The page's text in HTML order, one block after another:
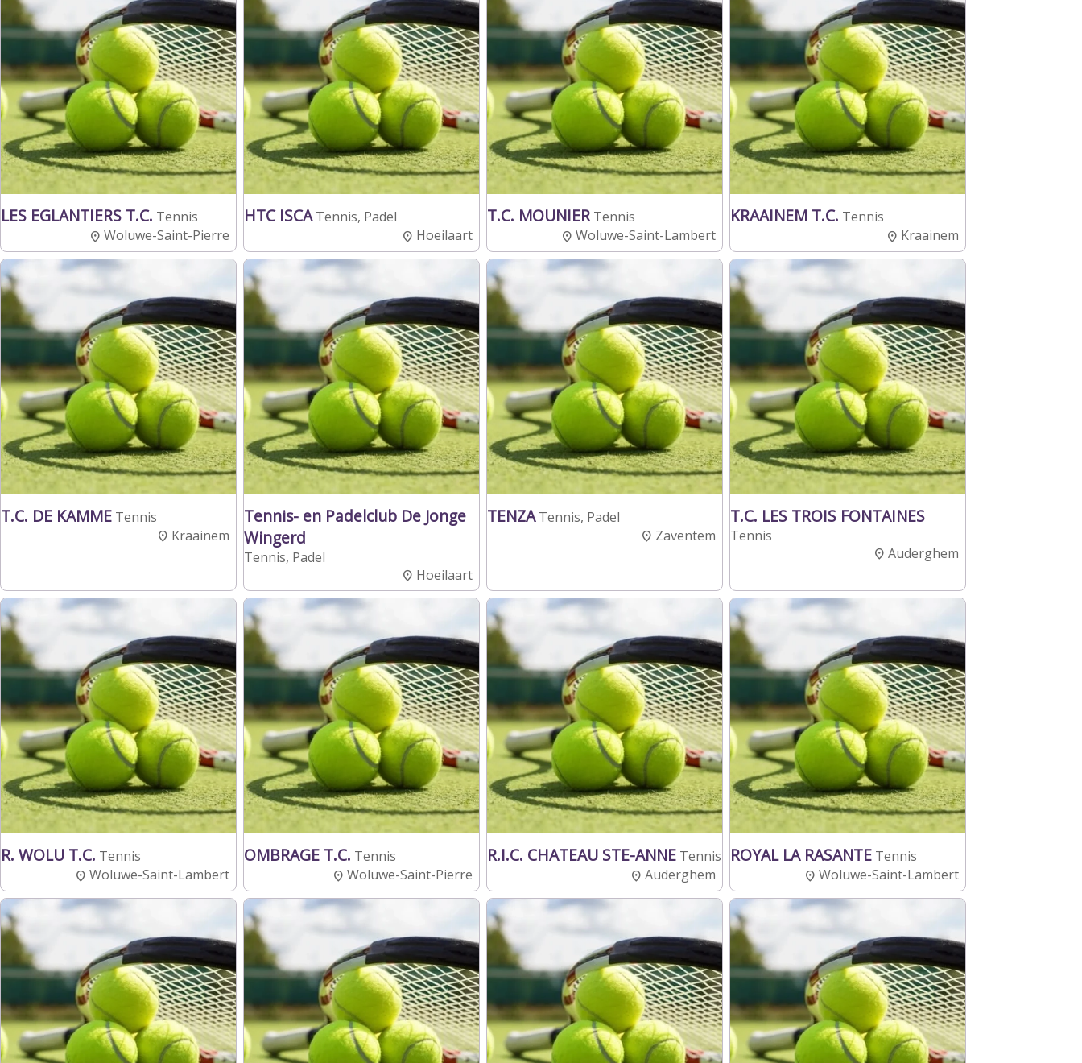
LES EGLANTIERS T.C. Tennis
Woluwe-Saint-Pierre
HTC ISCA Tennis, Padel
Hoeilaart
T.C. MOUNIER Tennis
Woluwe-Saint-Lambert
KRAAINEM T.C. Tennis
Kraainem
T.C. DE KAMME Tennis
Kraainem
Tennis- en Padelclub De Jonge
Wingerd
Tennis, Padel
Hoeilaart
TENZA Tennis, Padel
Zaventem
T.C. LES TROIS FONTAINES
Tennis
Auderghem
R. WOLU T.C. Tennis
Woluwe-Saint-Lambert
OMBRAGE T.C. Tennis
Woluwe-Saint-Pierre
R.I.C. CHATEAU STE-ANNE Tennis
Auderghem
ROYAL LA RASANTE Tennis
Woluwe-Saint-Lambert